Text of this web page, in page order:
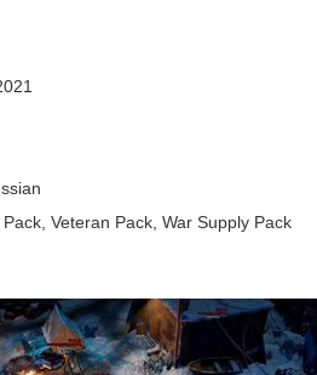
Veteran Pack, War Supply Pack